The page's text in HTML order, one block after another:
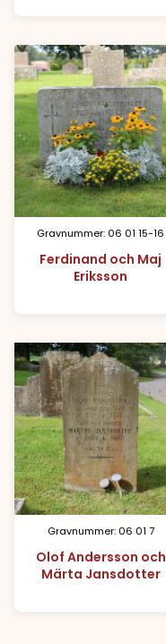
Gravnummer: 06 01 15-16
Ferdinand och Maj
Eriksson
Gravnummer: 06 01 7
Olof Andersson och
Märta Jansdotter